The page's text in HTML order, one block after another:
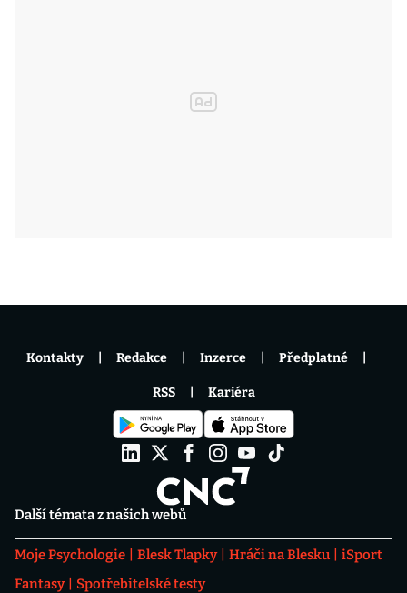
Další témata z našich webů
Moje Psychologie Blesk Tlapky Hráči na Blesku
iSport
Fantasy
Spotřebitelské testy
Kontakty Redakce Inzerce Předplatné
RSS Kariéra